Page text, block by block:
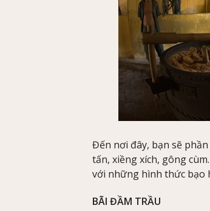
Đến nơi đây, bạn sẽ
tấn, xiềng xích, gông
với những hình thức bạo
BÃI ĐẦM TRẦU